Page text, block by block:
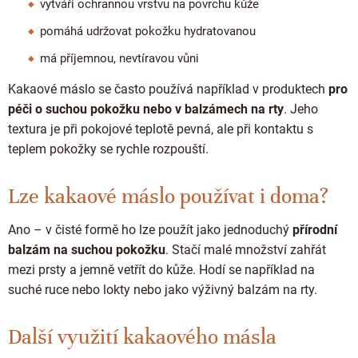
vytváří ochrannou vrstvu na povrchu kůže
pomáhá udržovat pokožku hydratovanou
má příjemnou, nevtíravou vůni
Kakaové máslo se často používá například v produktech pro
péči o suchou pokožku nebo v balzámech na rty. Jeho
textura je při pokojové teplotě pevná, ale při kontaktu s
teplem pokožky se rychle rozpouští.
Lze kakaové máslo používat i doma?
Ano – v čisté formě ho lze použít jako jednoduchý přírodní
balzám na suchou pokožku. Stačí malé množství zahřát
mezi prsty a jemně vetřít do kůže. Hodí se například na
suché ruce nebo lokty nebo jako výživný balzám na rty.
Další využití kakaového másla